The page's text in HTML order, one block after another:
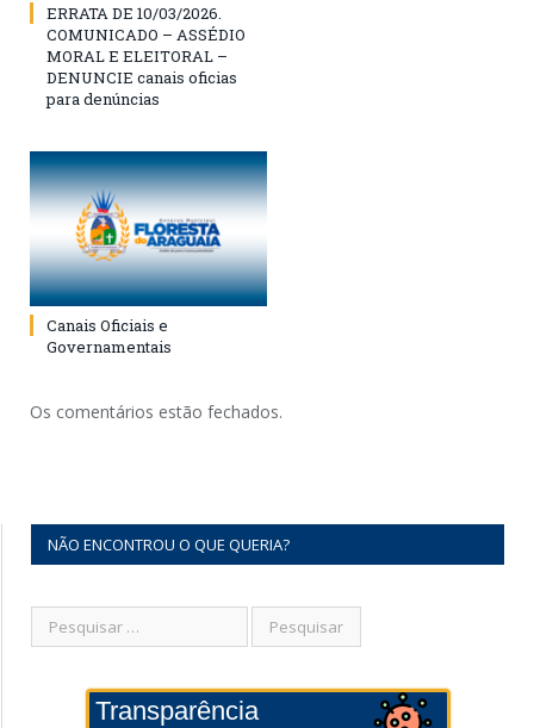
ERRATA DE 10/03/2026.
COMUNICADO – ASSÉDIO
MORAL E ELEITORAL –
DENUNCIE canais oficias
para denúncias
Canais Oficiais e
Governamentais
Os comentários estão fechados.
NÃO ENCONTROU O QUE QUERIA?
Transparência